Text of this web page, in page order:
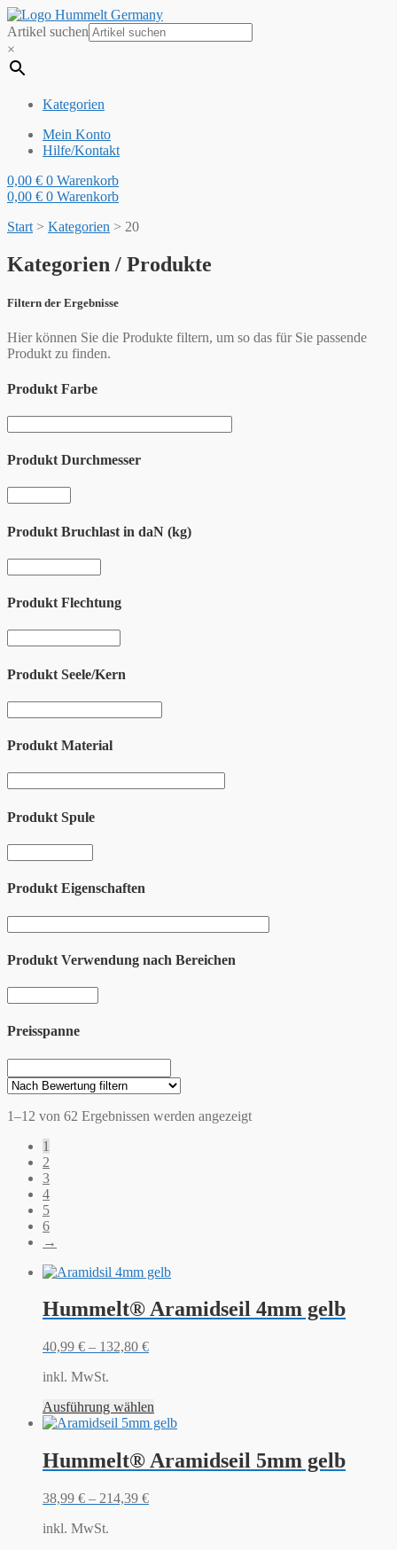
Artikel suchen
×
Kategorien
Mein Konto
Hilfe/Kontakt
0,00 € 0 Warenkorb
0,00 € 0 Warenkorb
Start > Kategorien > 20
Kategorien / Produkte
Filtern der Ergebnisse
Hier können Sie die Produkte filtern, um so das für Sie passende
Produkt zu finden.
Produkt Farbe
Produkt Durchmesser
Produkt Bruchlast in daN (kg)
Produkt Flechtung
Produkt Seele/Kern
Produkt Material
Produkt Spule
Produkt Eigenschaften
Produkt Verwendung nach Bereichen
Preisspanne
1–12 von 62 Ergebnissen werden angezeigt
1
2
3
4
5
6
→
Hummelt® Aramidseil 4mm gelb
40,99 € – 132,80 €
inkl. MwSt.
Ausführung wählen
Hummelt® Aramidseil 5mm gelb
38,99 € – 214,39 €
inkl. MwSt.